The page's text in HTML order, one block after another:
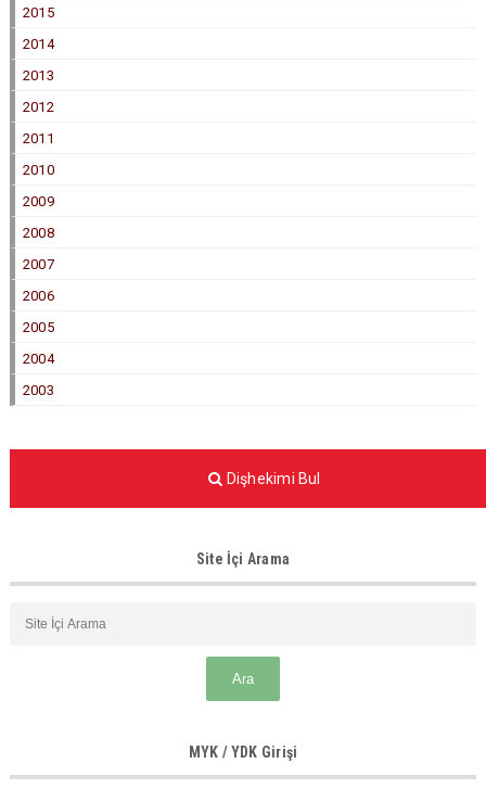
2015
2014
2013
2012
2011
2010
2009
2008
2007
2006
2005
2004
2003
Dişhekimi Bul
Site İçi Arama
MYK / YDK Girişi